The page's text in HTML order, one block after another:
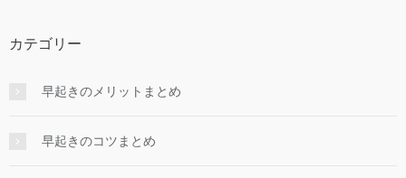
カテゴリー
早起きのメリットまとめ
早起きのコツまとめ